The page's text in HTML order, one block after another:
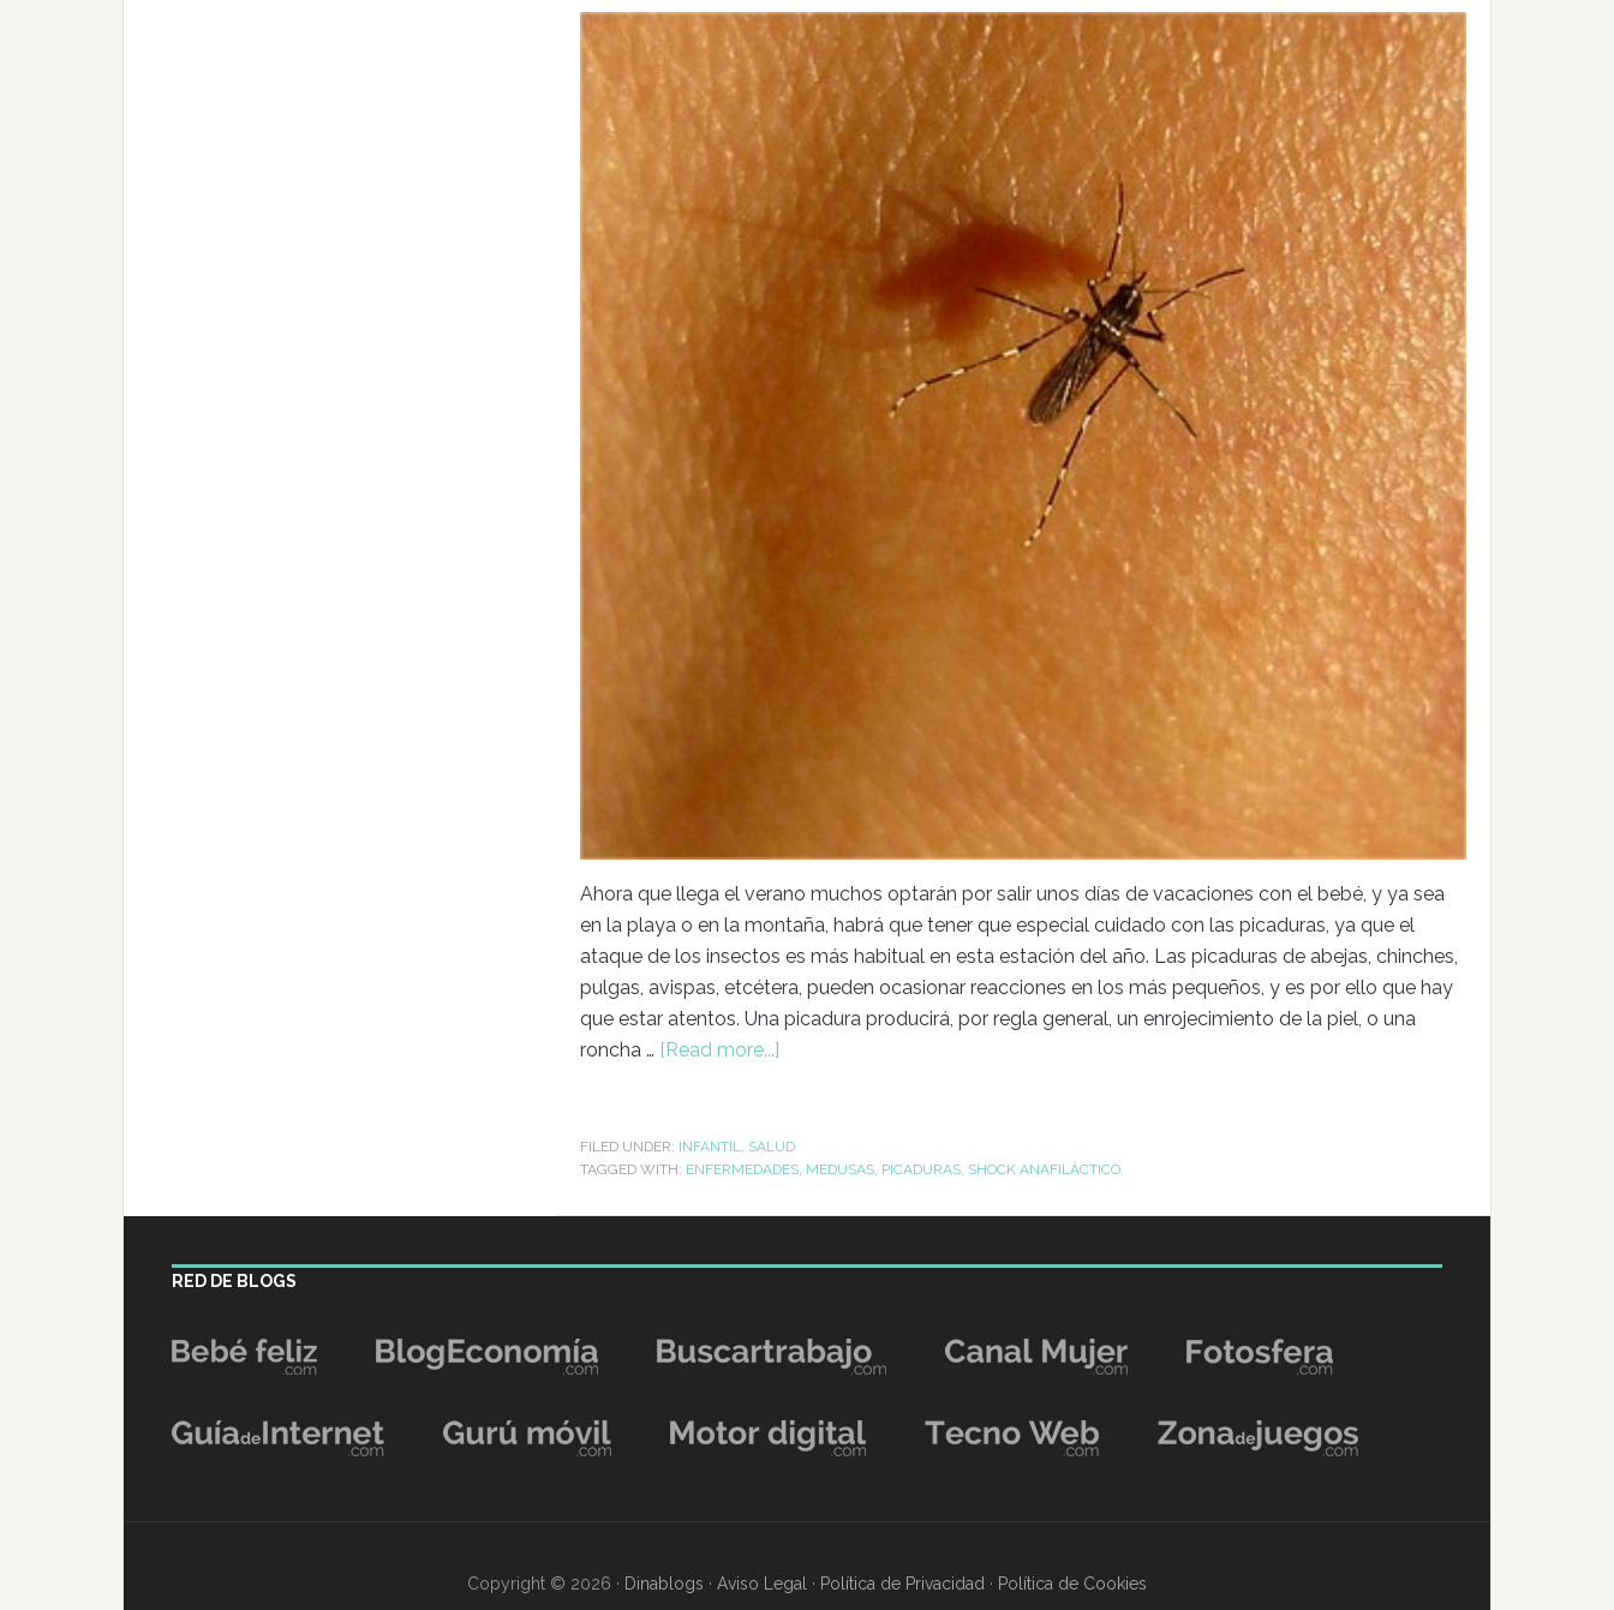
Ahora que llega el verano muchos optarán por salir unos días de vacaciones con el bebé, y ya sea
en la playa o en la montaña, habrá que tener que especial cuidado con las picaduras, ya que el
ataque de los insectos es más habitual en esta estación del año. Las picaduras de abejas, chinches,
pulgas, avispas, etcétera, pueden ocasionar reacciones en los más pequeños, y es por ello que hay
que estar atentos. Una picadura producirá, por regla general, un enrojecimiento de la piel, o una
roncha … [Read more...]
FILED UNDER: INFANTIL
SALUD
TAGGED WITH: ENFERMEDADES MEDUSAS PICADURAS SHOCK ANAFILÁCTICO
RED DE BLOGS
Copyright © 2026 · Dinablogs · Aviso Legal · Política de Privacidad · Política de Cookies